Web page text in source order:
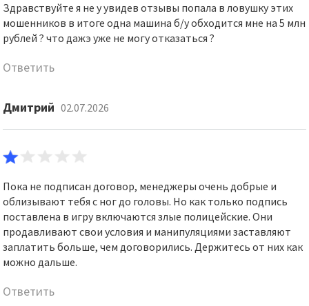
Здравствуйте я не у увидев отзывы попала в ловушку этих
мошенников в итоге одна машина б/у обходится мне на 5 млн
рублей ? что дажэ уже не могу отказаться ?
Ответить
Дмитрий 02.07.2026
Пока не подписан договор, менеджеры очень добрые и
облизывают тебя с ног до головы. Но как только подпись
поставлена в игру включаются злые полицейские. Они
продавливают свои условия и манипуляциями заставляют
заплатить больше, чем договорились. Держитесь от них как
можно дальше.
Ответить